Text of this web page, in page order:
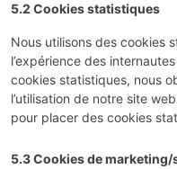
5.2 Cookies statistiques
Nous utilisons des cookies
l’expérience des
cookies statistiques, nous
l’utilisation de notre site
pour placer des cookies
5.3 Cookies de marketing/